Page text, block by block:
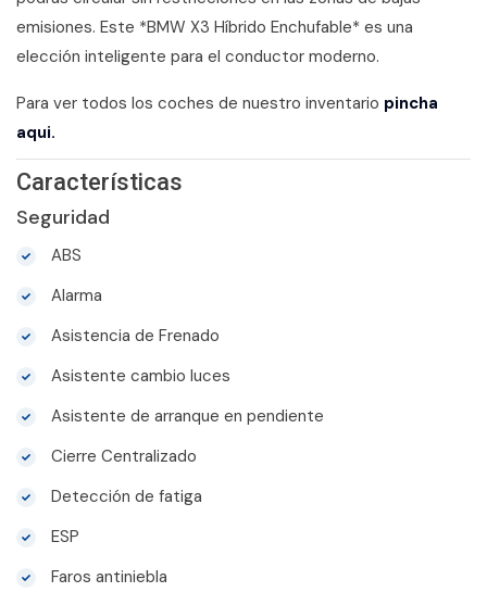
emisiones. Este *BMW X3 Híbrido Enchufable* es una
elección inteligente para el conductor moderno.
Para ver todos los coches de nuestro inventario pincha
aqui.
Características
Seguridad
ABS
Alarma
Asistencia de Frenado
Asistente cambio luces
Asistente de arranque en pendiente
Cierre Centralizado
Detección de fatiga
ESP
Faros antiniebla